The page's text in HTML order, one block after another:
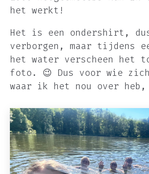
het werkt!
Het is een ondershirt,
verborgen, maar tijdens
het water verscheen het
foto. 😉 Dus voor wie
waar ik het nou over